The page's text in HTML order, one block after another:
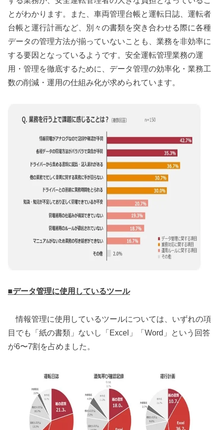
とがわかります。また、車両管理台帳と運転日誌、運転者
台帳と運行計画など、別々の書類を突き合わせる際に各種
データの管理方法が揃っていないことも、業務を非効率に
する要因となっているようです。安全運転管理業務の運
用・管理を徹底するために、データ管理の効率化・業務工
数の削減・運用の仕組み化が求められています。
■データ管理に使用しているツール
情報管理に使用しているツールについては、いずれの項
目でも「紙の書類」ないし「Excel」「Word」という回答
が6〜7割を占めました。